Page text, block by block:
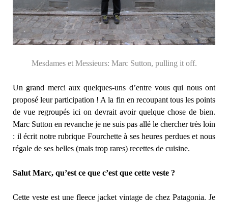
Mesdames et Messieurs: Marc Sutton, pulling it off.
Un grand merci aux quelques-uns d’entre vous qui nous ont
proposé leur participation ! A la fin en recoupant tous les points
de vue regroupés ici on devrait avoir quelque chose de bien.
Marc Sutton en revanche je ne suis pas allé le chercher très loin
: il écrit notre rubrique Fourchette à ses heures perdues et nous
régale de ses belles (mais trop rares) recettes de cuisine.
Salut Marc, qu’est ce que c’est que cette veste ?
Cette veste est une fleece jacket vintage de chez Patagonia. Je